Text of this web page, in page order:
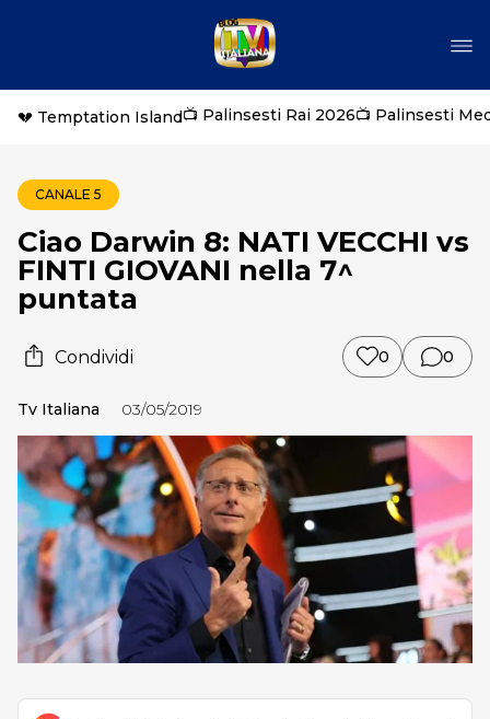
💔 Temptation Island📺 Palinsesti Rai 2026📺 Palinsesti
CANALE 5
Ciao Darwin 8: NATI VECCHI vs
FINTI GIOVANI nella 7^
puntata
Condividi 0 0
Tv Italiana 03/05/2019